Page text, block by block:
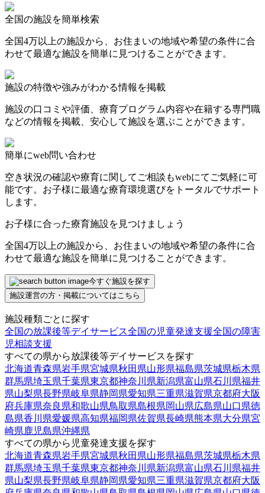
全国の施設を簡単検索
全国4万以上の施設から、お住まいの地域や希望の条件に合
わせて最適な施設を簡単に見つけることができます。
施設の特徴や強みがわかる情報を掲載
施設の口コミや評価、療育プログラム内容や在籍する専門職
などの情報を掲載、安心して施設を選ぶことができます。
簡単にweb問い合わせ
空き状況の確認や療育に関してご相談もwebにてご気軽に可
能です。お子様に最適な療育環境選びをトータルでサポート
します。
お子様に合った療育施設を見つけましょう
全国4万以上の施設から、お住まいの地域や希望の条件に合
わせて最適な施設を簡単に見つけることができます。
今すぐ施設を探す
施設運営の方・掲載についてはこちら
施設種類ごとに探す
全国の放課後等デイサービス全国の児童発達支援全国の障害
児相談支援
すべての県から放課後等デイサービスを探す
北海道青森県岩手県宮城県秋田県山形県福島県茨城県栃木県
群馬県埼玉県千葉県東京都神奈川県新潟県富山県石川県福井
県山梨県長野県岐阜県静岡県愛知県三重県滋賀県京都府大阪
府兵庫県奈良県和歌山県鳥取県島根県岡山県広島県山口県徳
島県香川県愛媛県高知県福岡県佐賀県長崎県熊本県大分県宮
崎県鹿児島県沖縄県
すべての県から児童発達支援を探す
北海道青森県岩手県宮城県秋田県山形県福島県茨城県栃木県
群馬県埼玉県千葉県東京都神奈川県新潟県富山県石川県福井
県山梨県長野県岐阜県静岡県愛知県三重県滋賀県京都府大阪